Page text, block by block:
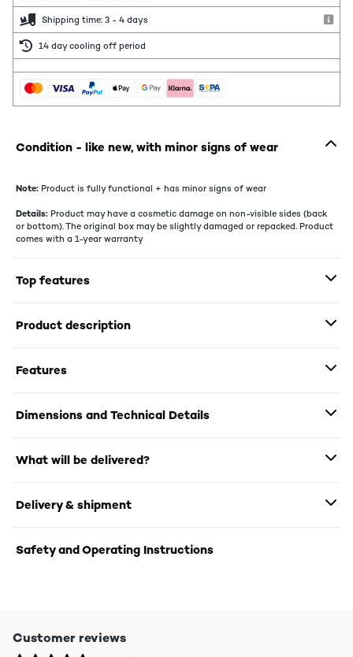
Shipping time: 3 - 4 days
14 day cooling off period
Condition - like new, with minor signs of wear
Note: Product is fully functional + has minor signs of wear
Details: Product may have a cosmetic damage on non-visible sides (back
or bottom). The original box may be slightly damaged or repacked. Product
comes with a 1-year warranty
Top features
Product description
Features
Dimensions and Technical Details
What will be delivered?
Delivery & shipment
Safety and Operating Instructions
Customer reviews